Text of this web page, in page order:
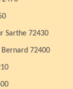
Sarthe 72430
72400